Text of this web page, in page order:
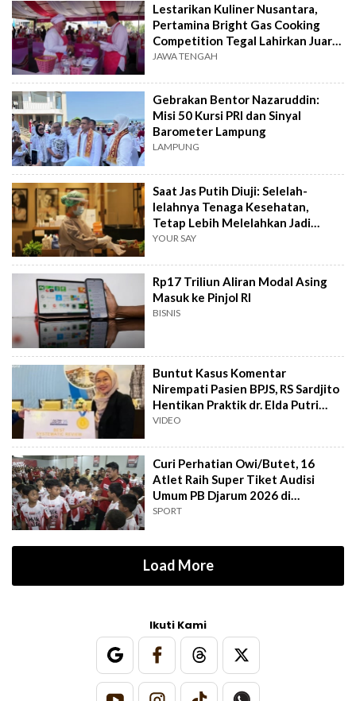
Lestarikan Kuliner Nusantara,
Pertamina Bright Gas Cooking
Competition Tegal Lahirkan Juara
Baru
JAWA TENGAH
Gebrakan Bentor Nazaruddin:
Misi 50 Kursi PRI dan Sinyal
Barometer Lampung
LAMPUNG
Saat Jas Putih Diuji: Selelah-
lelahnya Tenaga Kesehatan,
Tetap Lebih Melelahkan Jadi
Pasien
YOUR SAY
Rp17 Triliun Aliran Modal Asing
Masuk ke Pinjol RI
BISNIS
Buntut Kasus Komentar
Nirempati Pasien BPJS, RS Sardjito
Hentikan Praktik dr. Elda Putri
Rahard
VIDEO
Curi Perhatian Owi/Butet, 16
Atlet Raih Super Tiket Audisi
Umum PB Djarum 2026 di
Makassar
SPORT
Load More
Ikuti Kami